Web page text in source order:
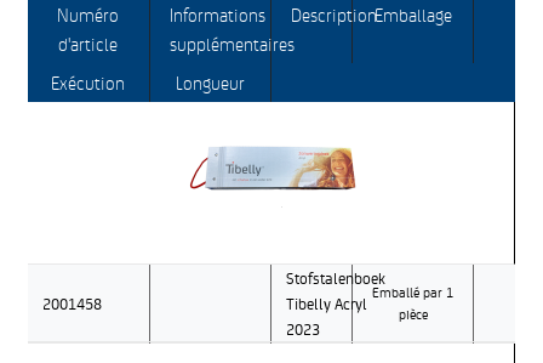
Numéro
d'article
Informations
supplémentaires
DescriptionEmballage
Exécution Longueur
2001458
Stofstalenboek
Tibelly Acryl
2023
Emballé par 1
pièce